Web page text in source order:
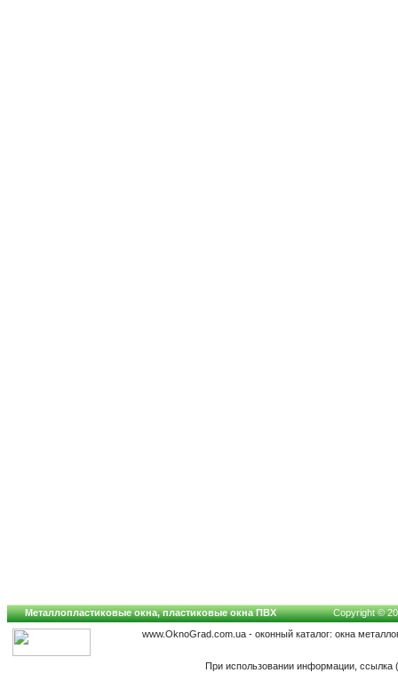
Металлопластиковые окна, пластиковые окна ПВХ
Copyright ©
www.OknoGrad.com.ua - оконный каталог: окна
При использовании информации, ссылка